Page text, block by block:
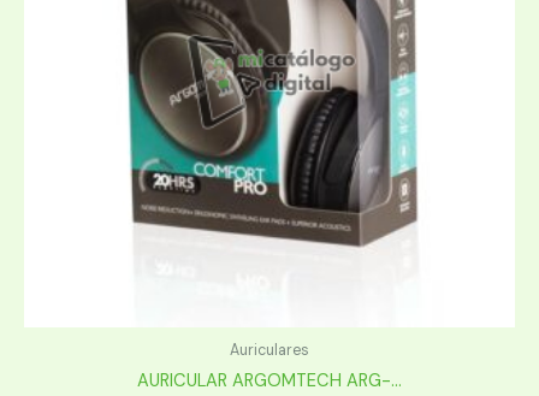
Auriculares
AURICULAR ARGOMTECH ARG-...